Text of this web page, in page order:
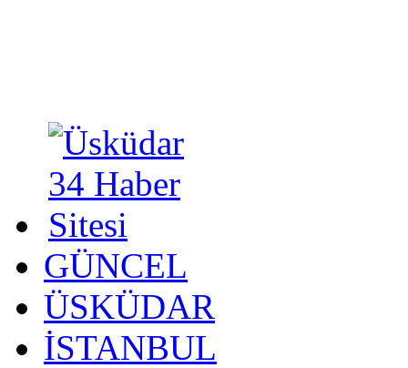
GÜNCEL
ÜSKÜDAR
İSTANBUL